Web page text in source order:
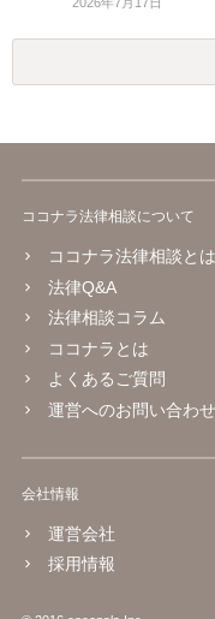
ココナラ法律相談について
ココナラ法律相談とは
法律Q&A
法律相談コラム
ココナラとは
よくあるご質問
運営へのお問い合わせ
会社情報
運営会社
採用情報